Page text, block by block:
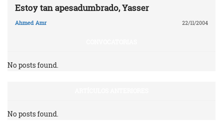
Estoy tan apesadumbrado, Yasser
Ahmed Amr 22/11/2004
No posts found.
No posts found.